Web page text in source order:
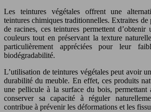
Les teintures végétales offrent une
teintures chimiques traditionnelles. Extraites de
de racines, ces teintures permettent d’obtenir
couleurs tout en préservant la texture
particulièrement appréciées pour leur
biodégradabilité.
L’utilisation de teintures végétales peut avoir
durabilité du meuble. En effet, ces produits
une pellicule à la surface du bois, permettant
conserver sa capacité à réguler
contribue à prévenir les déformations et les